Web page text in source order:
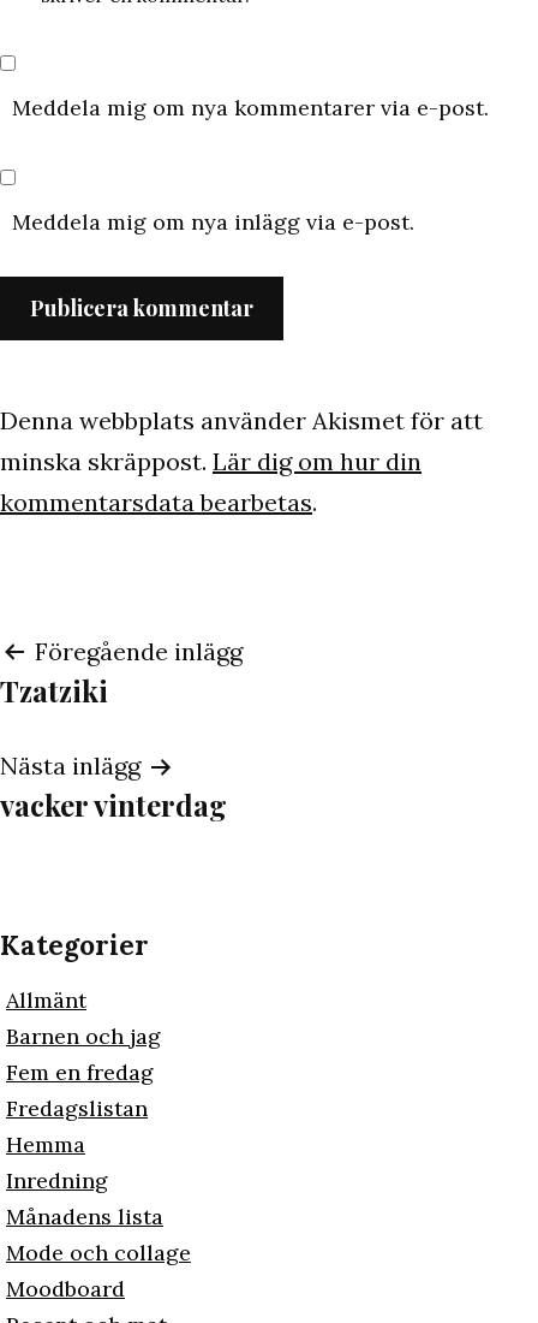
Meddela mig om nya kommentarer via e-post.
Meddela mig om nya inlägg via e-post.
Denna webbplats använder Akismet för att
minska skräppost. Lär dig om hur din
kommentarsdata bearbetas.
Inläggsnavigering
Föregående inlägg
Tzatziki
Nästa inlägg
vacker vinterdag
Kategorier
Allmänt
Barnen och jag
Fem en fredag
Fredagslistan
Hemma
Inredning
Månadens lista
Mode och collage
Moodboard